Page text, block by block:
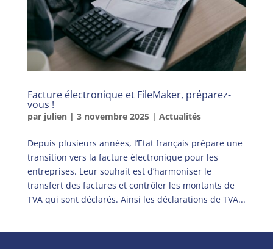
Facture électronique et FileMaker, préparez-
vous !
par julien| 3 novembre 2025| Actualités
Depuis plusieurs années, l’Etat français prépare une
transition vers la facture électronique pour les
entreprises. Leur souhait est d’harmoniser le
transfert des factures et contrôler les montants de
TVA qui sont déclarés. Ainsi les déclarations de TVA...